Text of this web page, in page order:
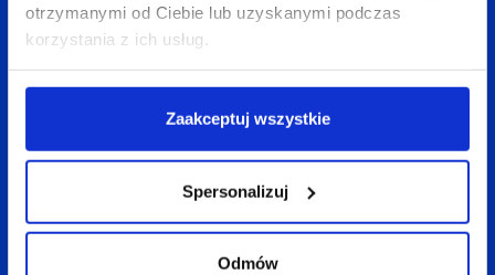
otrzymanymi od Ciebie lub uzyskanymi podczas
korzystania z ich usług.
Zaakceptuj wszystkie
Spersonalizuj
Odmów
Wróć do bloga
także: